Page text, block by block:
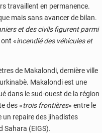
travaillent en permanence.
mais sans avancer de bilan.
et des civils figurent parmi
«incendié des véhicules et
de Makalondi, dernière ville
Makalondi est une
dans le sud-ouest de la région
des «trois frontières» entre le
un repaire des jihadistes
Sahara (EIGS).